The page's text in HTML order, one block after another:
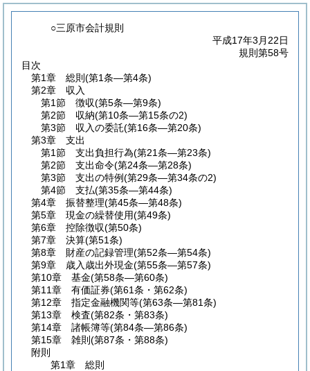
○三原市会計規則
平成17年3月22日
規則第58号
目次
第1章
総則 (第1条―第4条)
第2章
収入
第1節
徴収(第5条―第9条)
第2節
収納(第10条―第15条の2)
第3節
収入の委託(第16条―第20条)
第3章
支出
第1節
支出負担行為(第21条―第23条)
第2節
支出命令(第24条―第28条)
第3節
支出の特例(第29条―第34条の2)
第4節
支払(第35条―第44条)
第4章
振替整理(第45条―第48条)
第5章
現金の繰替使用(第49条)
第6章
控除徴収(第50条)
第7章
決算(第51条)
第8章
財産の記録管理(第52条―第54条)
第9章
歳入歳出外現金(第55条―第57条)
第10章
基金(第58条―第60条)
第11章
有価証券(第61条・第62条)
第12章
指定金融機関等(第63条―第81条)
第13章
検査(第82条・第83条)
第14章
諸帳簿等(第84条―第86条)
第15章
雑則 (第87条・第88条)
附則
第1章
総則